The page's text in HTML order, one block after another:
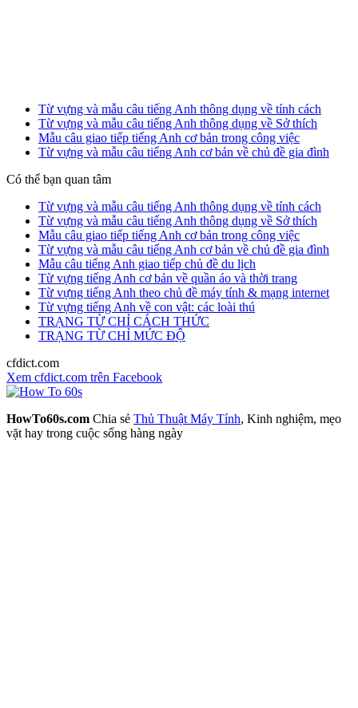
Từ vựng và mẫu câu tiếng Anh thông dụng về tính cách
Từ vựng và mẫu câu tiếng Anh thông dụng về Sở thích
Mẫu câu giao tiếp tiếng Anh cơ bản trong công việc
Từ vựng và mẫu câu tiếng Anh cơ bản về chủ đề gia đình
Có thể bạn quan tâm
Từ vựng và mẫu câu tiếng Anh thông dụng về tính cách
Từ vựng và mẫu câu tiếng Anh thông dụng về Sở thích
Mẫu câu giao tiếp tiếng Anh cơ bản trong công việc
Từ vựng và mẫu câu tiếng Anh cơ bản về chủ đề gia đình
Mẫu câu tiếng Anh giao tiếp chủ đề du lịch
Từ vựng tiếng Anh cơ bản về quần áo và thời trang
Từ vựng tiếng Anh theo chủ đề máy tính & mạng internet
Từ vựng tiếng Anh về con vật: các loài thú
TRẠNG TỪ CHỈ CÁCH THỨC
TRẠNG TỪ CHỈ MỨC ĐỘ
cfdict.com
Xem cfdict.com trên Facebook
HowTo60s.com Chia sẻ Thủ Thuật Máy Tính, Kinh nghiệm, mẹo
vặt hay trong cuộc sống hàng ngày